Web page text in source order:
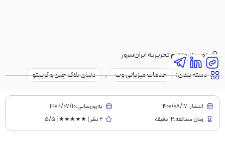
نویسنده:تیم تحریریه ایران‌سرور
دسته بندی:
خدمات میزبانی وب , دنیای بلاک چین و کریپتو
انتشار:1400/08/17
به‌روز‌رسانی:۱۴۰۴/۰۷/۱۰
زمان مطالعه:12 دقیقه
2 نظر | ★★★★★ | 5/5